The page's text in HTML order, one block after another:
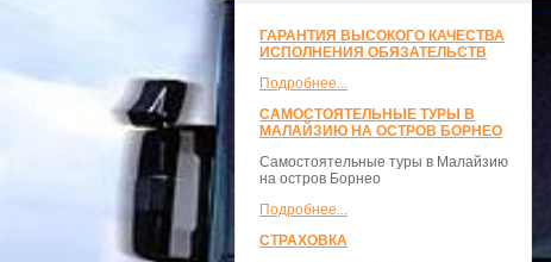
ГАРАНТИЯ ВЫСОКОГО КАЧЕСТВА
ИСПОЛНЕНИЯ ОБЯЗАТЕЛЬСТВ
Подробнее...
САМОСТОЯТЕЛЬНЫЕ ТУРЫ В
МАЛАЙЗИЮ НА ОСТРОВ БОРНЕО
Самостоятельные туры в Малайзию
на остров Борнео
Подробнее...
СТРАХОВКА